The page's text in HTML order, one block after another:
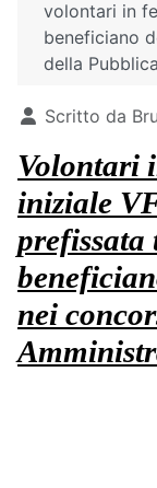
volontari in
beneficiano
della
Dettagli
Scritto da
Volontari
iniziale
nei